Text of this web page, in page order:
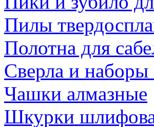
Пилы
Полотна для
Сверла и наборы
Чашки алмазные
Шкурки